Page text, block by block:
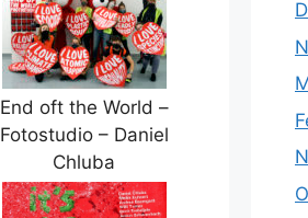
End oft the World –
Fotostudio – Daniel
Chluba